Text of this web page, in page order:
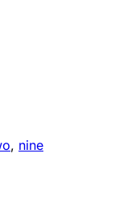
, nine